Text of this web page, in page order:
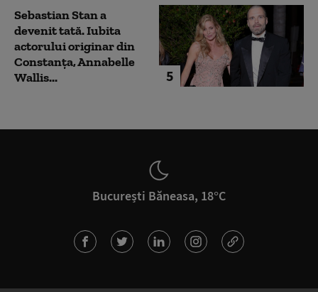
5
Sebastian Stan a
devenit tată. Iubita
actorului originar din
Constanța, Annabelle
Wallis...
București Băneasa, 18°C